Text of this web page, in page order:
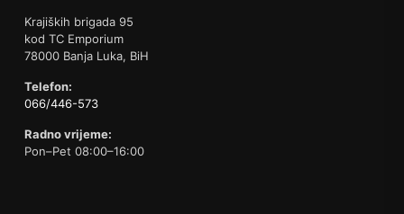
Krajiških brigada 95
kod TC Emporium
78000 Banja Luka, BiH
Telefon:
066/446-573
Radno vrijeme:
Pon–Pet 08:00–16:00